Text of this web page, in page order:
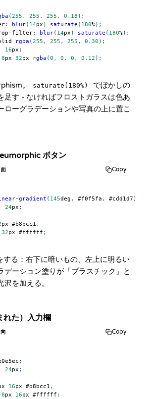
(255 , 255 , 255 , 0.18 ) ;
: blur( 14px ) saturate ( 180%) ;
filter: blur( 14px ) saturate ( 180%) ;
rgba (255 , 255 , 255 , 0.30 ) ;
16px ;
8px 32px rgba (0 , 0 , 0 , 0.12 ) ;
。 saturate(180%)
でぼかしの
足す - なければフロストガラスは色あ
ローグラデーションや写真の上に置こ
ボタン
Copy
gradient ( 145deg , #f0f5fa , #cdd1d7 )
24px ;
px #b8bcc1 ,
32px #ffffff ;
する：右下に暗いもの、左上に明るい
デーション塗りが「プラスチック」と
を加える。
れた）入力欄
Copy
;
24px ;
16px #b8bcc1 ,
px 16px #ffffff ;